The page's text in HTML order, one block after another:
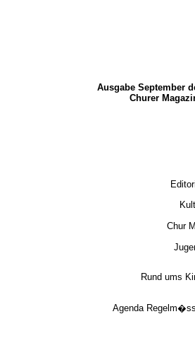
Ausgabe September
Churer
Chur
Rund ums
Agenda